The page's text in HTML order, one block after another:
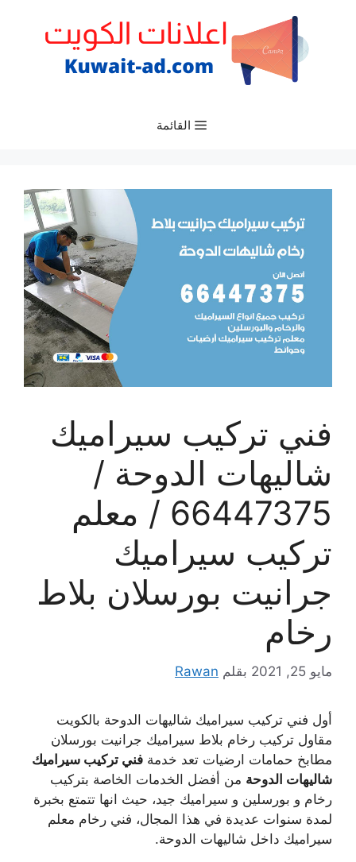
القائمة
فني تركيب سيراميك
شاليهات الدوحة /
66447375 / معلم
تركيب سيراميك
جرانيت بورسلان بلاط
رخام
مايو 25, 2021 بقلم Rawan
أول فني تركيب سيراميك شاليهات الدوحة بالكويت
مقاول تركيب رخام بلاط سيراميك جرانيت بورسلان
مطابخ حمامات ارضيات تعد خدمة فني تركيب سيراميك
شاليهات الدوحة من أفضل الخدمات الخاصة بتركيب
رخام و بورسلين و سيراميك جيد، حيث انها تتمتع بخبرة
لمدة سنوات عديدة في هذا المجال، فني رخام معلم
سيراميك داخل شاليهات الدوحة.